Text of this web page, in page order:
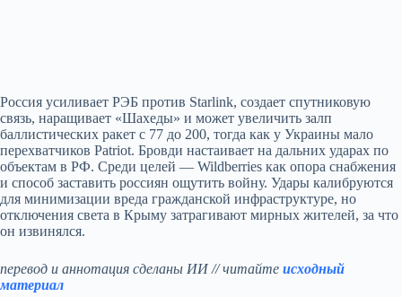
Россия усиливает РЭБ против Starlink, создает спутниковую
связь, наращивает «Шахеды» и может увеличить залп
баллистических ракет с 77 до 200, тогда как у Украины мало
перехватчиков Patriot. Бровди настаивает на дальних ударах по
объектам в РФ. Среди целей — Wildberries как опора снабжения
и способ заставить россиян ощутить войну. Удары калибруются
для минимизации вреда гражданской инфраструктуре, но
отключения света в Крыму затрагивают мирных жителей, за что
он извинялся.
перевод и аннотация сделаны ИИ // читайте исходный
материал